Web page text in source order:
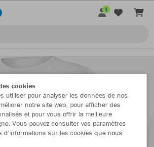
1
cookies
utiliser pour analyser les données de nos
notre site web, pour afficher des
et pour vous offrir la meilleure
Vous pouvez consulter vos paramètres
d'informations sur les cookies que nous